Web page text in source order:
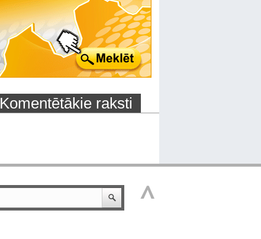
Komentētākie raksti